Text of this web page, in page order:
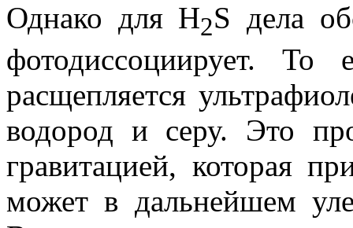
Однако для H2S дела
фотодиссоциирует.
расщепляется
водород и серу. Это
гравитацией, которая
может в дальнейшем